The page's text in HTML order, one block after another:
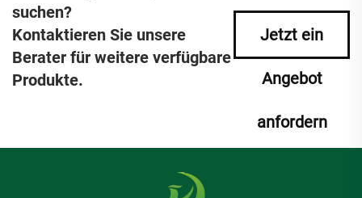
suchen?
Kontaktieren Sie unsere
Berater für weitere verfügbare
Produkte.
Jetzt ein
Angebot
anfordern